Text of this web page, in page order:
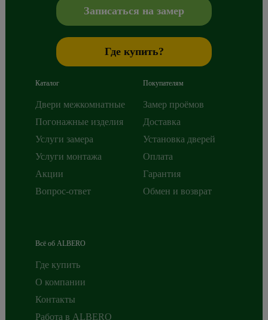
Записаться на замер
Где купить?
Каталог
Двери межкомнатные
Погонажные изделия
Услуги замера
Услуги монтажа
Акции
Вопрос-ответ
Покупателям
Замер проёмов
Доставка
Установка дверей
Оплата
Гарантия
Обмен и возврат
Всё об ALBERO
Где купить
О компании
Контакты
Работа в ALBERO